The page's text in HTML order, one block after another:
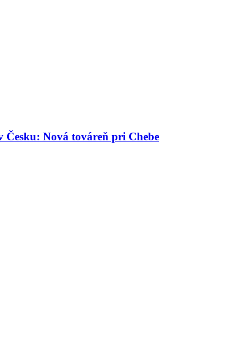
Česku: Nová továreň pri Chebe